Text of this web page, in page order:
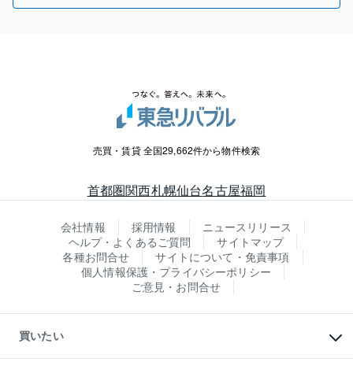
売買・賃貸 全国29,662件から物件検索
首都圏関西札幌仙台名古屋福岡
会社情報 採用情報
ニュースリリース
ヘルプ・よくあるご質問
サイトマップ
各種お問合せ
サイトについて・免責事項
個人情報保護・プライバシーポリシー
ご意見・お問合せ
買いたい